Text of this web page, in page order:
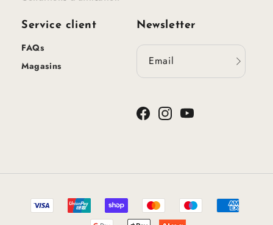
Service client
FAQs
Magasins
Newsletter
Email
FacebookInstagramYouTube
Méthodes